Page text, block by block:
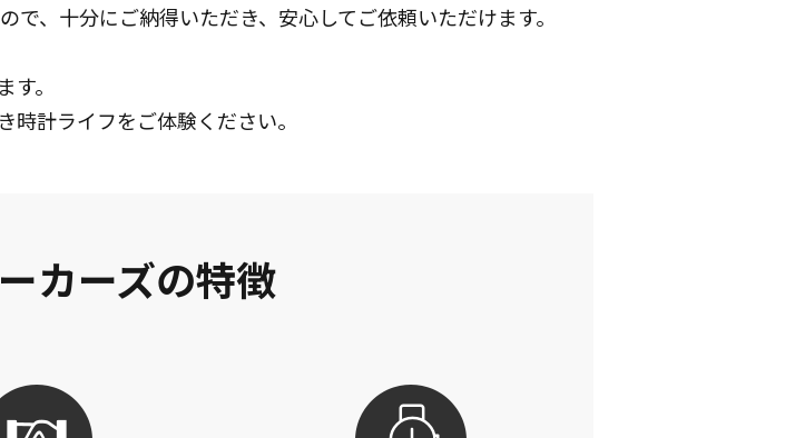
、十分にご納得いただき、安心してご依頼いただけます。
。
計ライフをご体験ください。
カーズの特徴